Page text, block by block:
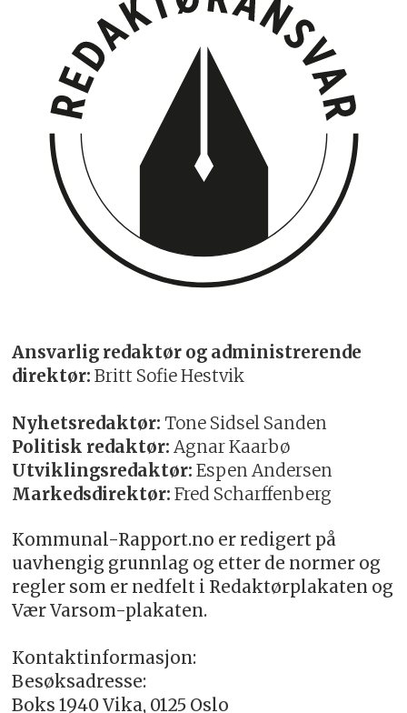
Ansvarlig redaktør og administrerende
direktør: Britt Sofie Hestvik
Nyhetsredaktør: Tone Sidsel Sanden
Politisk redaktør: Agnar Kaarbø
Utviklingsredaktør: Espen Andersen
Markedsdirektør: Fred Scharffenberg
Kommunal-Rapport.no er redigert på
uavhengig grunnlag og etter de normer og
regler som er nedfelt i Redaktørplakaten og
Vær Varsom-plakaten.
Kontaktinformasjon:
Besøksadresse:
Boks 1940 Vika, 0125 Oslo